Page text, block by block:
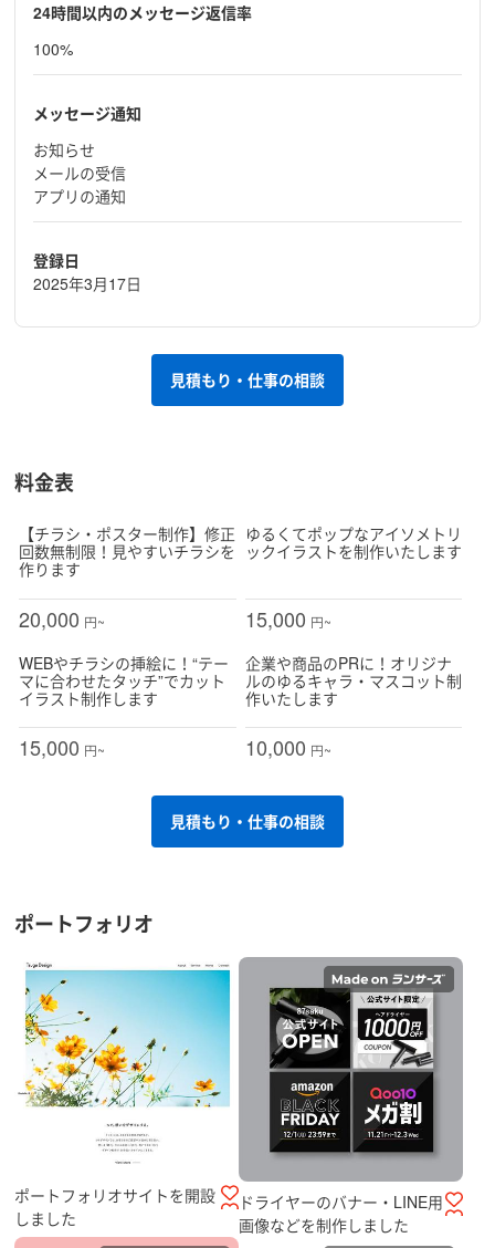
24時間以内のメッセージ返信率
100%
メッセージ通知
お知らせ
メールの受信
アプリの通知
登録日
2025年3月17日
見積もり・仕事の相談
料金表
【チラシ・ポスター制作】修正
回数無制限！見やすいチラシを
作ります
20,000 円~
ゆるくてポップなアイソメトリ
ックイラストを制作いたします
15,000 円~
WEBやチラシの挿絵に！“テー
マに合わせたタッチ”でカット
イラスト制作します
15,000 円~
企業や商品のPRに！オリジナ
ルのゆるキャラ・マスコット制
作いたします
10,000 円~
見積もり・仕事の相談
ポートフォリオ
ポートフォリオサイトを開設
しました
ドライヤーのバナー・LINE用
画像などを制作しました